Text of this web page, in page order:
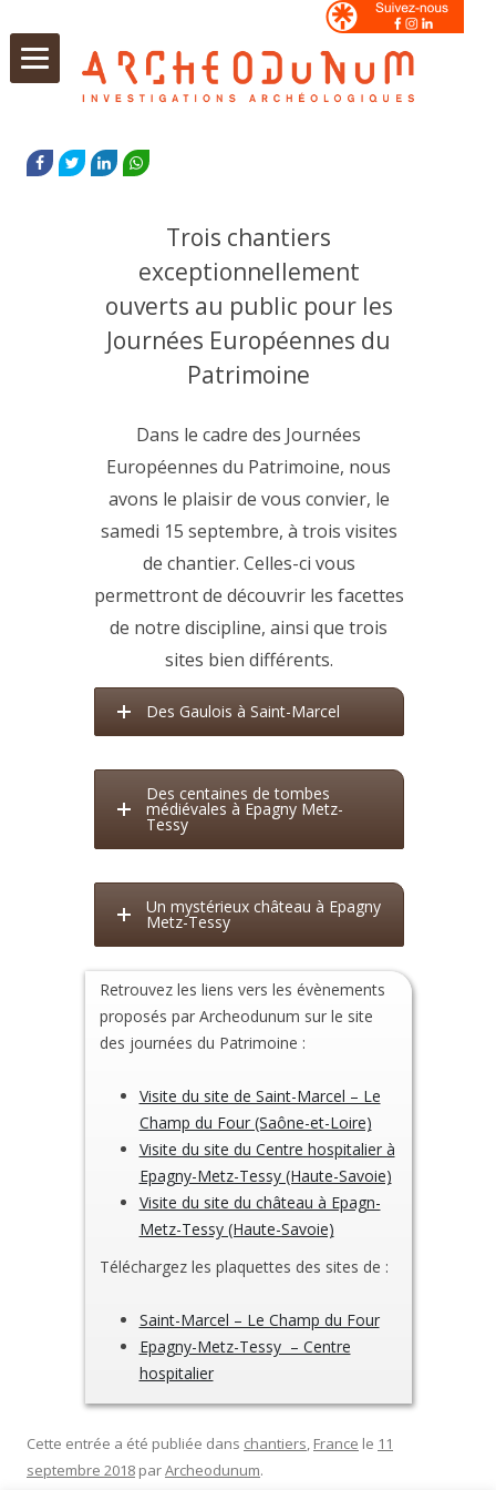
FACEBOOK
TWITTERLINKEDIN
Trois chantiers
exceptionnellement
ouverts au public pour les
Journées Européennes du
Patrimoine
Dans le cadre des Journées
Européennes du Patrimoine, nous
avons le plaisir de vous convier, le
samedi 15 septembre, à trois visites
de chantier. Celles-ci vous
permettront de découvrir les facettes
de notre discipline, ainsi que trois
sites bien différents.
Des Gaulois à Saint-Marcel
Des centaines de tombes
médiévales à Epagny Metz-
Tessy
Un mystérieux château à Epagny
Metz-Tessy
Retrouvez les liens vers les évènements
proposés par Archeodunum sur le site
des journées du Patrimoine :
Visite du site de Saint-Marcel – Le
Champ du Four (Saône-et-Loire)
Visite du site du Centre hospitalier à
Epagny-Metz-Tessy (Haute-Savoie)
Visite du site du château à Epagn-
Metz-Tessy (Haute-Savoie)
Téléchargez les plaquettes des sites de :
Saint-Marcel – Le Champ du Four
Epagny-Metz-Tessy – Centre
hospitalier
Cette entrée a été publiée dans chantiers, France le 11
septembre 2018 parArcheodunum.